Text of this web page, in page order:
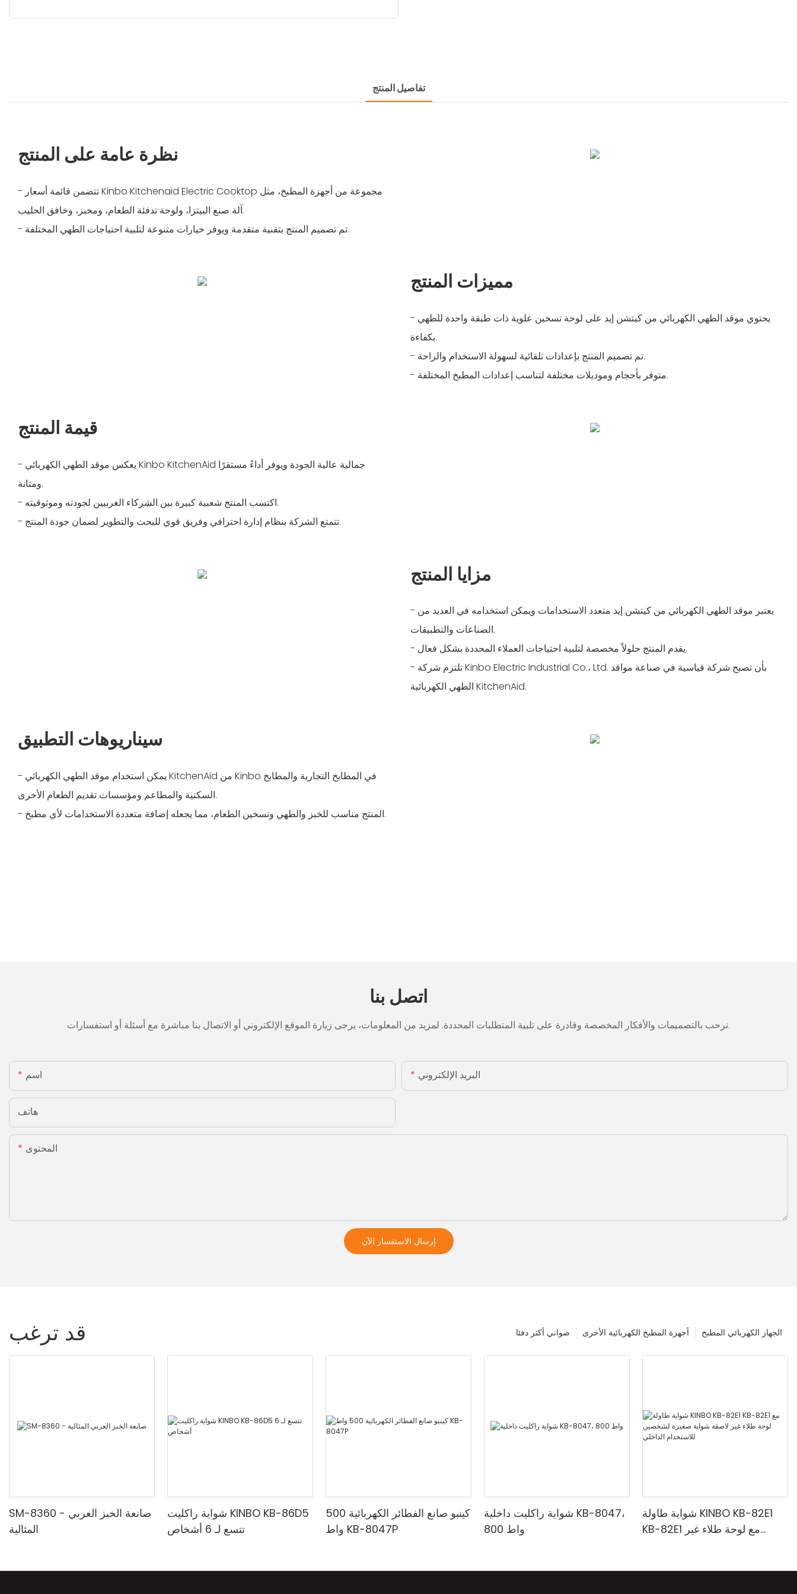
تفاصيل المنتج
نظرة عامة على المنتج
- تتضمن قائمة أسعار Kinbo Kitchenaid Electric Cooktop مجموعة من أجهزة المطبخ، مثل
آلة صنع البيتزا، ولوحة تدفئة الطعام، ومخبز، وخافق الحليب.
- تم تصميم المنتج بتقنية متقدمة ويوفر خيارات متنوعة لتلبية احتياجات الطهي المختلفة.
مميزات المنتج
- يحتوي موقد الطهي الكهربائي من كيتشن إيد على لوحة تسخين علوية ذات طبقة واحدة للطهي
بكفاءة.
- تم تصميم المنتج بإعدادات تلقائية لسهولة الاستخدام والراحة.
- متوفر بأحجام وموديلات مختلفة لتناسب إعدادات المطبخ المختلفة.
قيمة المنتج
- يعكس موقد الطهي الكهربائي Kinbo KitchenAid جمالية عالية الجودة ويوفر أداءً مستقرًا
ومتانة.
- اكتسب المنتج شعبية كبيرة بين الشركاء الغربيين لجودته وموثوقيته.
- تتمتع الشركة بنظام إدارة احترافي وفريق قوي للبحث والتطوير لضمان جودة المنتج.
مزايا المنتج
- يعتبر موقد الطهي الكهربائي من كيتشن إيد متعدد الاستخدامات ويمكن استخدامه في العديد من
الصناعات والتطبيقات.
- يقدم المنتج حلولاً مخصصة لتلبية احتياجات العملاء المحددة بشكل فعال.
- تلتزم شركة Kinbo Electric Industrial Co.، Ltd. بأن تصبح شركة قياسية في صناعة مواقد
الطهي الكهربائية KitchenAid.
سيناريوهات التطبيق
- يمكن استخدام موقد الطهي الكهربائي KitchenAid من Kinbo في المطابخ التجارية والمطابخ
السكنية والمطاعم ومؤسسات تقديم الطعام الأخرى.
- المنتج مناسب للخبز والطهي وتسخين الطعام، مما يجعله إضافة متعددة الاستخدامات لأي مطبخ.
اتصل بنا
نرحب بالتصميمات والأفكار المخصصة وقادرة على تلبية المتطلبات المحددة. لمزيد من المعلومات، يرجى زيارة الموقع الإلكتروني أو الاتصال بنا مباشرة مع أسئلة أو استفسارات.
اسم البريد الإلكتروني
هاتف
المحتوى
إرسال الاستفسار الآن
قد ترغب الجهاز الكهربائي المطبخ أجهزة المطبخ الكهربائية الأخرى صواني أكثر دفئا
SM-8360 - صانعة الخبز العربي
المثالية
شواية راكليت KINBO KB-86D5
تتسع لـ 6 أشخاص
كينبو صانع الفطائر الكهربائية 500
واط KB-8047P
شواية راكليت داخلية KB-8047،
800 واط
شواية طاولة KINBO KB-82E1
KB-82E1 مع لوحة طلاء غير